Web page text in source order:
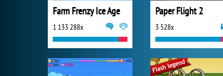
Farm Frenzy Ice Age
1 133 288x
Paper Flight 2
3 528x